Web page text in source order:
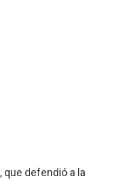
, que defendió a la